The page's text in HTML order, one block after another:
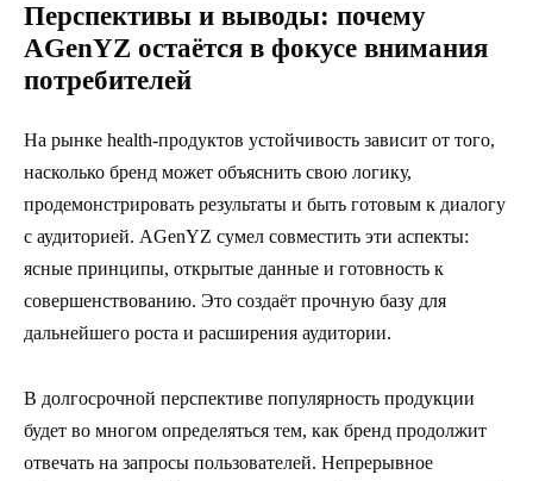
Перспективы и выводы: почему
AGenYZ остаётся в фокусе внимания
потребителей
На рынке health-продуктов устойчивость зависит от того,
насколько бренд может объяснить свою логику,
продемонстрировать результаты и быть готовым к диалогу
с аудиторией. AGenYZ сумел совместить эти аспекты:
ясные принципы, открытые данные и готовность к
совершенствованию. Это создаёт прочную базу для
дальнейшего роста и расширения аудитории.
В долгосрочной перспективе популярность продукции
будет во многом определяться тем, как бренд продолжит
отвечать на запросы пользователей. Непрерывное